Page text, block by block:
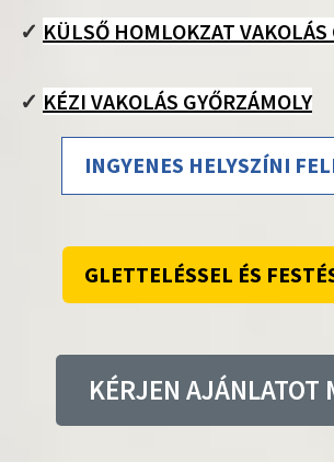
✓ KÜLSŐ HOMLOKZAT VAKOLÁS
✓ KÉZI VAKOLÁS GYŐRZÁMOLY
INGYENES HELYSZÍNI
GLETTELÉSSEL ÉS
KÉRJEN AJÁNLATOT